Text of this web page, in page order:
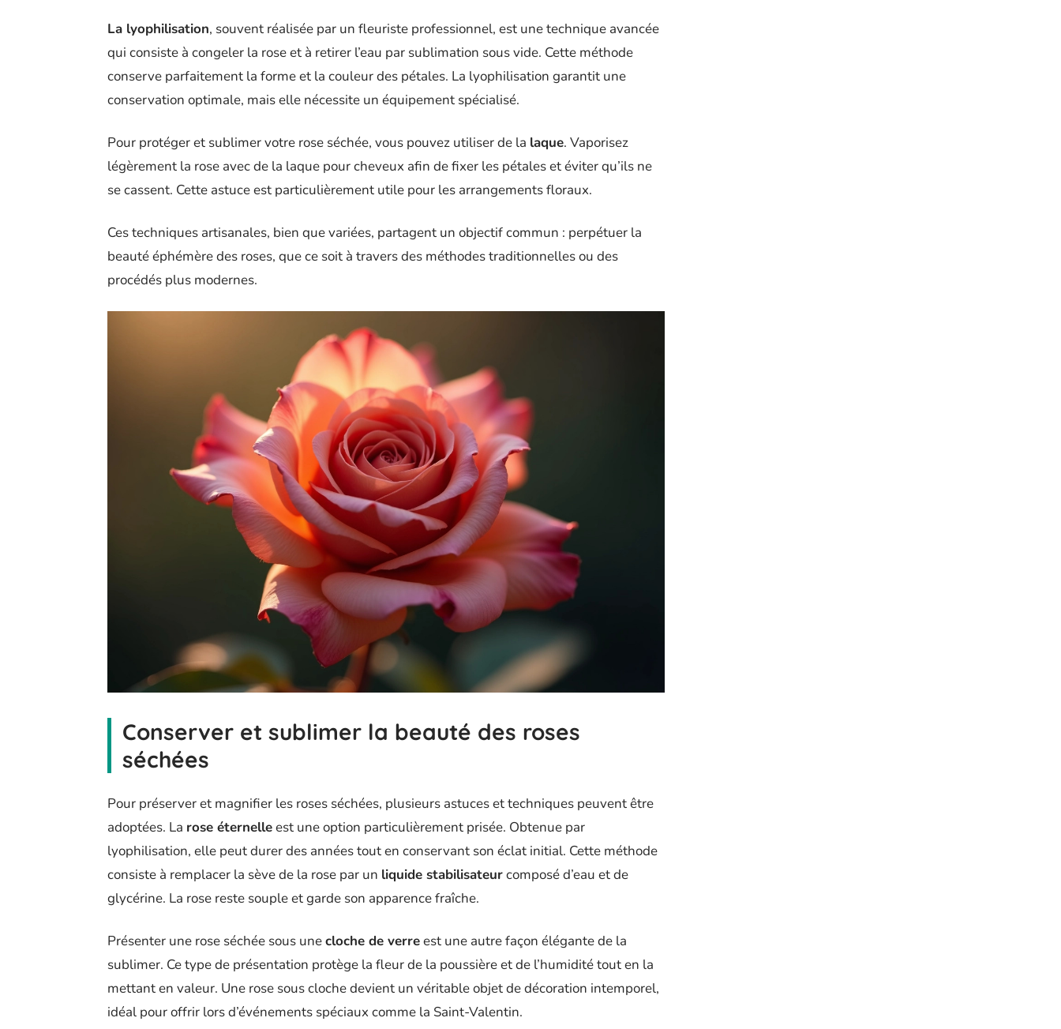
La lyophilisation, souvent réalisée par un fleuriste professionnel, est une technique avancée
qui consiste à congeler la rose et à retirer l’eau par sublimation sous vide. Cette méthode
conserve parfaitement la forme et la couleur des pétales. La lyophilisation garantit une
conservation optimale, mais elle nécessite un équipement spécialisé.
Pour protéger et sublimer votre rose séchée, vous pouvez utiliser de la laque. Vaporisez
légèrement la rose avec de la laque pour cheveux afin de fixer les pétales et éviter qu’ils ne
se cassent. Cette astuce est particulièrement utile pour les arrangements floraux.
Ces techniques artisanales, bien que variées, partagent un objectif commun : perpétuer la
beauté éphémère des roses, que ce soit à travers des méthodes traditionnelles ou des
procédés plus modernes.
Conserver et sublimer la beauté des roses
séchées
Pour préserver et magnifier les roses séchées, plusieurs astuces et techniques peuvent être
adoptées. La rose éternelleest une option particulièrement prisée. Obtenue par
lyophilisation, elle peut durer des années tout en conservant son éclat initial. Cette méthode
consiste à remplacer la sève de la rose par un liquide stabilisateurcomposé d’eau et de
glycérine. La rose reste souple et garde son apparence fraîche.
Présenter une rose séchée sous unecloche de verreest une autre façon élégante de la
sublimer. Ce type de présentation protège la fleur de la poussière et de l’humidité tout en la
mettant en valeur. Une rose sous cloche devient un véritable objet de décoration intemporel,
idéal pour offrir lors d’événements spéciaux comme la Saint-Valentin.